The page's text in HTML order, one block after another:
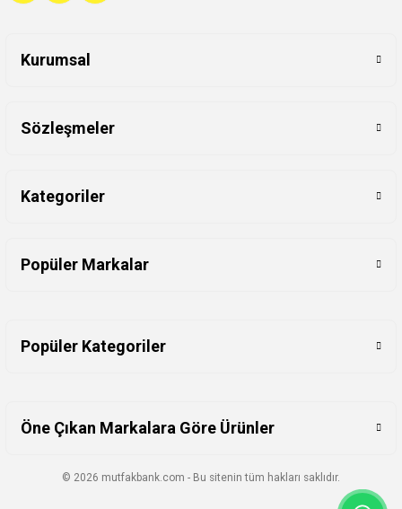
Kurumsal
Sözleşmeler
Kategoriler
Popüler Markalar
Popüler Kategoriler
Öne Çıkan Markalara Göre Ürünler
© 2026 mutfakbank.com - Bu sitenin tüm hakları saklıdır.